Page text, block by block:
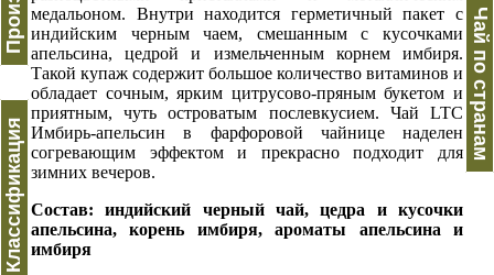
Классификация
медальоном. Внутри находится герметичный пакет с
индийским черным чаем, смешанным с кусочками
апельсина, цедрой и измельченным корнем имбиря.
Такой купаж содержит большое количество витаминов и
обладает сочным, ярким цитрусово-пряным букетом и
приятным, чуть островатым послевкусием. Чай LTC
Имбирь-апельсин в фарфоровой чайнице наделен
согревающим эффектом и прекрасно подходит для
зимних вечеров.
Состав: индийский черный чай, цедра и кусочки
апельсина, корень имбиря, ароматы апельсина и
имбиря
Чай по странам